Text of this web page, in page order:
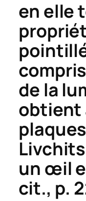
en elle
de la
obtient
un œil
cit., p.